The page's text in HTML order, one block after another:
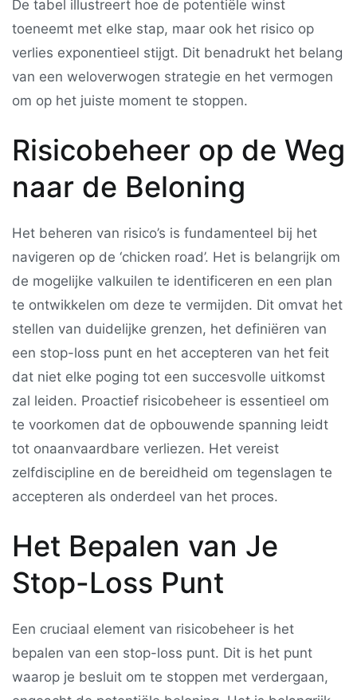
De tabel illustreert hoe de potentiële winst
toeneemt met elke stap, maar ook het risico op
verlies exponentieel stijgt. Dit benadrukt het belang
van een weloverwogen strategie en het vermogen
om op het juiste moment te stoppen.
Risicobeheer op de Weg
naar de Beloning
Het beheren van risico’s is fundamenteel bij het
navigeren op de ‘chicken road’. Het is belangrijk om
de mogelijke valkuilen te identificeren en een plan
te ontwikkelen om deze te vermijden. Dit omvat het
stellen van duidelijke grenzen, het definiëren van
een stop-loss punt en het accepteren van het feit
dat niet elke poging tot een succesvolle uitkomst
zal leiden. Proactief risicobeheer is essentieel om
te voorkomen dat de opbouwende spanning leidt
tot onaanvaardbare verliezen. Het vereist
zelfdiscipline en de bereidheid om tegenslagen te
accepteren als onderdeel van het proces.
Het Bepalen van Je
Stop-Loss Punt
Een cruciaal element van risicobeheer is het
bepalen van een stop-loss punt. Dit is het punt
waarop je besluit om te stoppen met verdergaan,